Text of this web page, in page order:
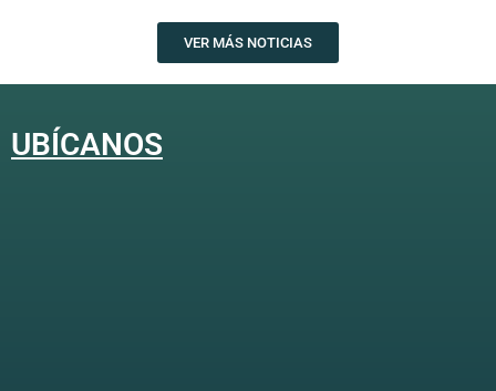
VER MÁS NOTICIAS
UBÍCANOS